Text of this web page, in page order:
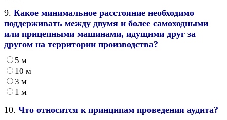
9. Какое минимальное расстояние необходимо
поддерживать между двумя и более самоходными
или прицепными машинами, идущими друг за
другом на территории производства?
5 м
10 м
3 м
1 м
10. Что относится к принципам проведения аудита?